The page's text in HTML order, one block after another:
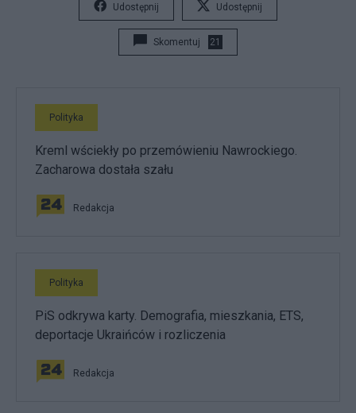
Udostępnij Udostępnij
Skomentuj 21
Polityka
Kreml wściekły po przemówieniu Nawrockiego.
Zacharowa dostała szału
Redakcja
Polityka
PiS odkrywa karty. Demografia, mieszkania, ETS,
deportacje Ukraińców i rozliczenia
Redakcja